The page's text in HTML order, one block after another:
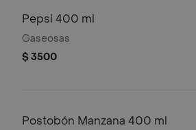
Pepsi 400 ml
Gaseosas
$ 3500
Postobón Manzana 400 ml